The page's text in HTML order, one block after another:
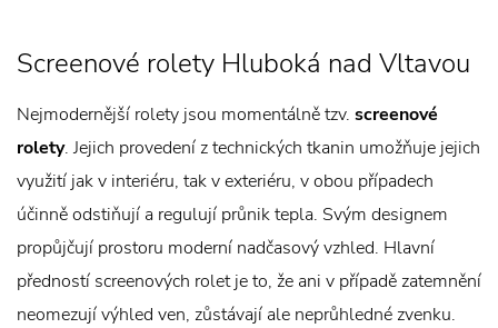
Screenové rolety Hluboká nad Vltavou
Nejmodernější rolety jsou momentálně tzv. screenové
rolety. Jejich provedení z technických tkanin umožňuje jejich
využití jak v interiéru, tak v exteriéru, v obou případech
účinně odstiňují a regulují průnik tepla. Svým designem
propůjčují prostoru moderní nadčasový vzhled. Hlavní
předností screenových rolet je to, že ani v případě zatemnění
neomezují výhled ven, zůstávají ale neprůhledné zvenku.